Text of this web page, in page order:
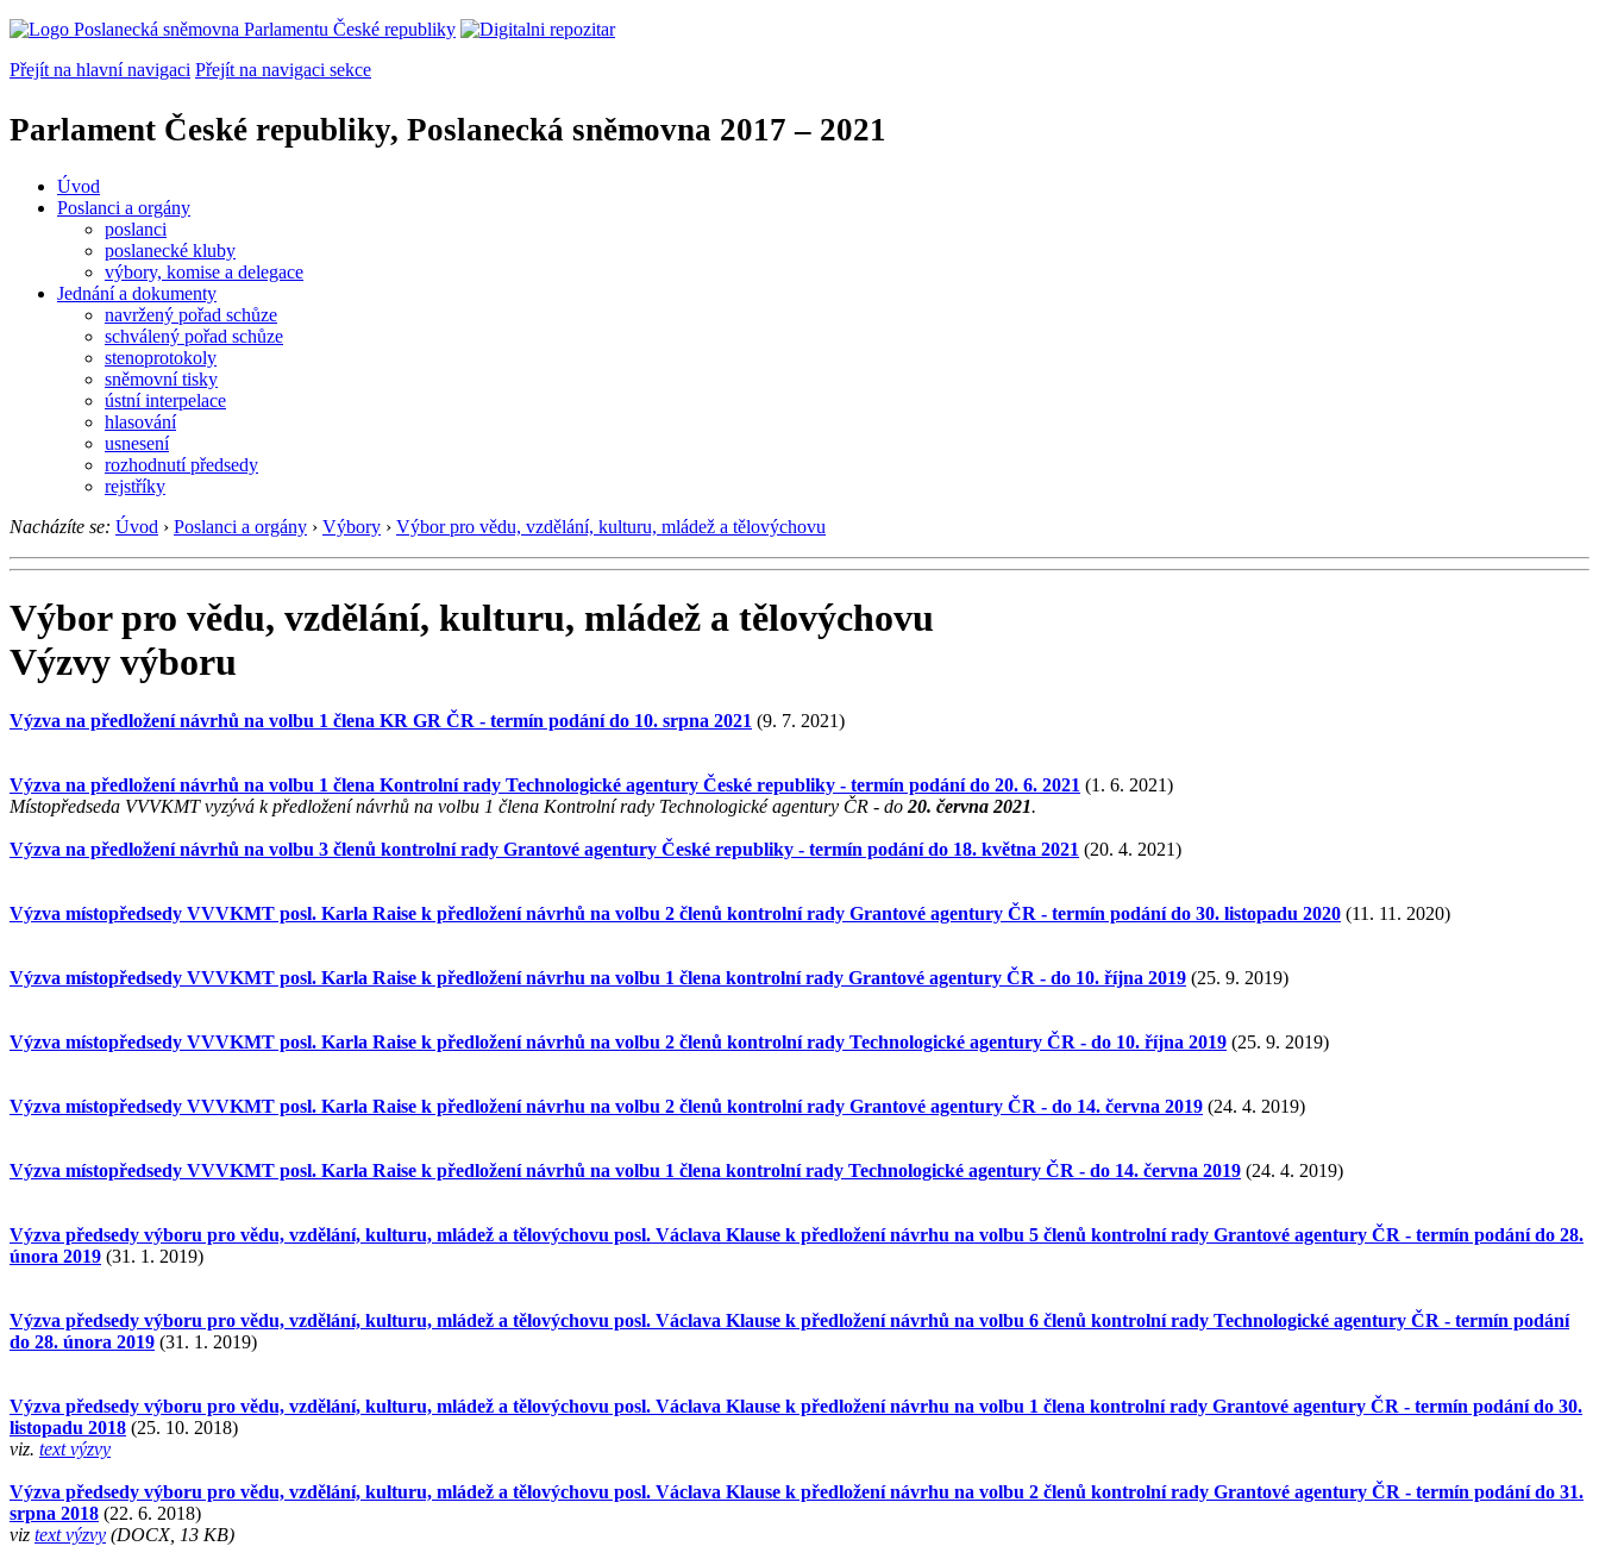
Přejít na hlavní navigaci Přejít na navigaci sekce
Parlament České republiky, Poslanecká sněmovna 2017 – 2021
Úvod
Poslanci a orgány
poslanci
poslanecké kluby
výbory, komise a delegace
Jednání a dokumenty
navržený pořad schůze
schválený pořad schůze
stenoprotokoly
sněmovní tisky
ústní interpelace
hlasování
usnesení
rozhodnutí předsedy
rejstříky
Nacházíte se: Úvod › Poslanci a orgány › Výbory › Výbor pro vědu, vzdělání, kulturu, mládež a tělovýchovu
Výbor pro vědu, vzdělání, kulturu, mládež a tělovýchovu
Výzvy výboru
Výzva na předložení návrhů na volbu 1 člena KR GR ČR - termín podání do 10. srpna 2021 (9. 7. 2021)
Výzva na předložení návrhů na volbu 1 člena Kontrolní rady Technologické agentury České republiky - termín podání do 20. 6. 2021 (1. 6. 2021)
Místopředseda VVVKMT vyzývá k předložení návrhů na volbu 1 člena Kontrolní rady Technologické agentury ČR - do 20. června 2021.
Výzva na předložení návrhů na volbu 3 členů kontrolní rady Grantové agentury České republiky - termín podání do 18. května 2021 (20. 4. 2021)
Výzva místopředsedy VVVKMT posl. Karla Raise k předložení návrhů na volbu 2 členů kontrolní rady Grantové agentury ČR - termín podání do 30. listopadu 2020 (11. 11. 2020)
Výzva místopředsedy VVVKMT posl. Karla Raise k předložení návrhu na volbu 1 člena kontrolní rady Grantové agentury ČR - do 10. října 2019 (25. 9. 2019)
Výzva místopředsedy VVVKMT posl. Karla Raise k předložení návrhů na volbu 2 členů kontrolní rady Technologické agentury ČR - do 10. října 2019 (25. 9. 2019)
Výzva místopředsedy VVVKMT posl. Karla Raise k předložení návrhu na volbu 2 členů kontrolní rady Grantové agentury ČR - do 14. června 2019 (24. 4. 2019)
Výzva místopředsedy VVVKMT posl. Karla Raise k předložení návrhů na volbu 1 člena kontrolní rady Technologické agentury ČR - do 14. června 2019 (24. 4. 2019)
Výzva předsedy výboru pro vědu, vzdělání, kulturu, mládež a tělovýchovu posl. Václava Klause k předložení návrhu na volbu 5 členů kontrolní rady Grantové agentury ČR - termín podání do 28.
února 2019 (31. 1. 2019)
Výzva předsedy výboru pro vědu, vzdělání, kulturu, mládež a tělovýchovu posl. Václava Klause k předložení návrhů na volbu 6 členů kontrolní rady Technologické agentury ČR - termín podání
do 28. února 2019 (31. 1. 2019)
Výzva předsedy výboru pro vědu, vzdělání, kulturu, mládež a tělovýchovu posl. Václava Klause k předložení návrhu na volbu 1 člena kontrolní rady Grantové agentury ČR - termín podání do 30.
listopadu 2018 (25. 10. 2018)
viz. text výzvy
Výzva předsedy výboru pro vědu, vzdělání, kulturu, mládež a tělovýchovu posl. Václava Klause k předložení návrhu na volbu 2 členů kontrolní rady Grantové agentury ČR - termín podání do 31.
srpna 2018 (22. 6. 2018)
viz text výzvy (DOCX, 13 KB)